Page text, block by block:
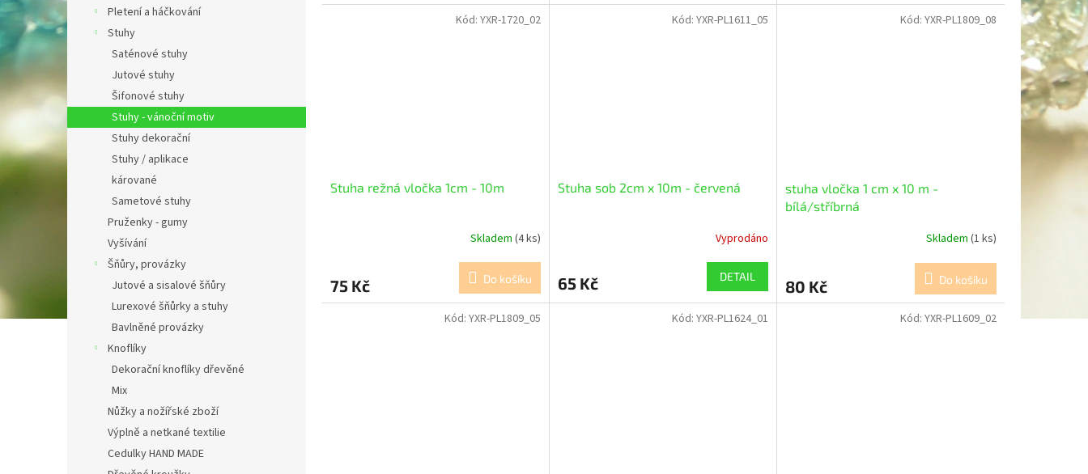
Pletení a háčkování
Stuhy
Saténové stuhy
Jutové stuhy
Šifonové stuhy
Stuhy - vánoční motiv
Stuhy dekorační
Stuhy / aplikace
kárované
Sametové stuhy
Pruženky - gumy
Vyšívání
Šňůry, provázky
Jutové a sisalové šňůry
Lurexové šňůrky a stuhy
Bavlněné provázky
Knoflíky
Dekorační knoflíky dřevěné
Mix
Nůžky a nožířské zboží
Výplně a netkané textilie
Cedulky HAND MADE
Stuha režná vločka 1cm - 10m
Skladem (4 ks)
75 Kč Do košíku
Kód: YXR-1720_02
Stuha sob 2cm x 10m - červená
Vyprodáno
65 Kč DETAIL
Kód: YXR-PL1611_05
stuha vločka 1 cm x 10 m -
bílá/stříbrná
Skladem (1 ks)
80 Kč Do košíku
Kód: YXR-PL1809_08
Kód: YXR-PL1809_05 Kód: YXR-PL1624_01 Kód: YXR-PL1609_02